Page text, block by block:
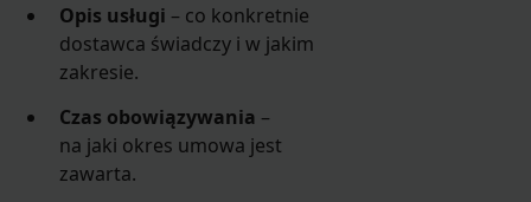
Opis usługi – co konkretnie
dostawca świadczy i w jakim
zakresie.
Czas obowiązywania –
na jaki okres umowa jest
zawarta.